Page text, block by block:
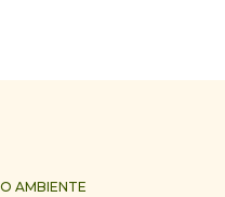
AMBIENTE